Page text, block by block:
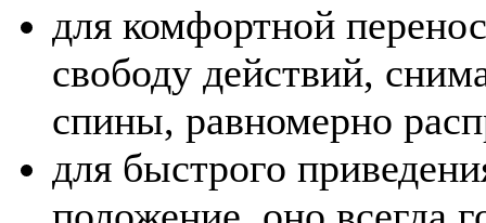
для комфортной
свободу действий,
спины, равномерно
для быстрого